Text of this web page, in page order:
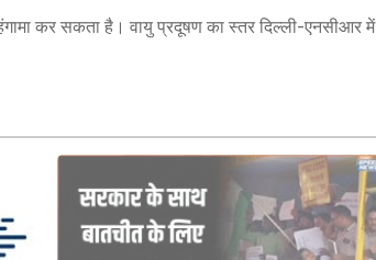
कर सकता है। वायु प्रदूषण का स्तर दिल्ली-एनसीआर में